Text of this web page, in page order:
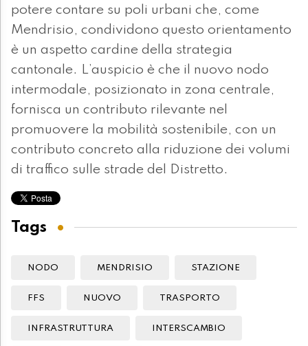
potere contare su poli urbani che, come
Mendrisio, condividono questo orientamento
è un aspetto cardine della strategia
cantonale. L’auspicio è che il nuovo nodo
intermodale, posizionato in zona centrale,
fornisca un contributo rilevante nel
promuovere la mobilità sostenibile, con un
contributo concreto alla riduzione dei volumi
di traffico sulle strade del Distretto.
Tags
NODO MENDRISIO STAZIONE
FFS NUOVO TRASPORTO
INFRASTRUTTURA INTERSCAMBIO